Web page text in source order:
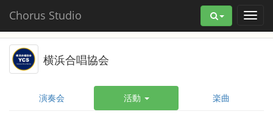
Chorus Studio
横浜合唱協会
演奏会 活動 楽曲